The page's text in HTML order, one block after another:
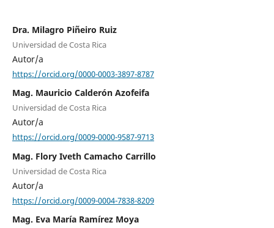
Dra. Milagro Piñeiro Ruiz
Universidad de Costa Rica
Autor/a
https://orcid.org/0000-0003-3897-8787
Mag. Mauricio Calderón Azofeifa
Universidad de Costa Rica
Autor/a
https://orcid.org/0009-0000-9587-9713
Mag. Flory Iveth Camacho Carrillo
Universidad de Costa Rica
Autor/a
https://orcid.org/0009-0004-7838-8209
Mag. Eva María Ramírez Moya